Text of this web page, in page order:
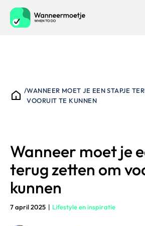
/WANNEER MOET JE EEN STAPJE
VOORUIT TE KUNNEN
Wanneer moet je
terug zetten om
kunnen
7 april 2025 | Lifestyle en inspiratie